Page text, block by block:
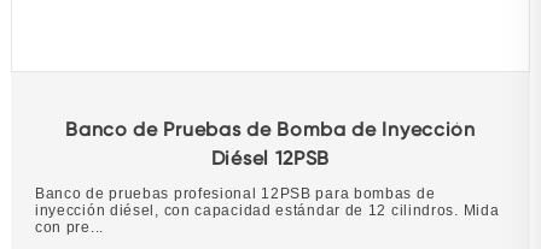
Banco de Pruebas de Bomba de Inyección
Diésel 12PSB
Banco de pruebas profesional 12PSB para bombas de
inyección diésel, con capacidad estándar de 12 cilindros. Mida
con pre...